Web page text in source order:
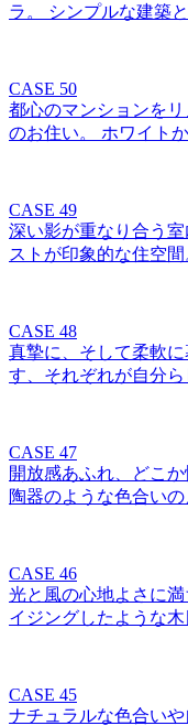
ラ。 シンプルな建築
CASE 50
都心のマンションを
のお住い。 ホワイト
CASE 49
深い影が重なり合う
ストが印象的な住空
CASE 48
真摯に、そして柔軟
す、それぞれが自分
CASE 47
開放感あふれ、どこ
陶器のような色合い
CASE 46
光と風の心地よさに
イジングしたような
CASE 45
ナチュラルな色合い